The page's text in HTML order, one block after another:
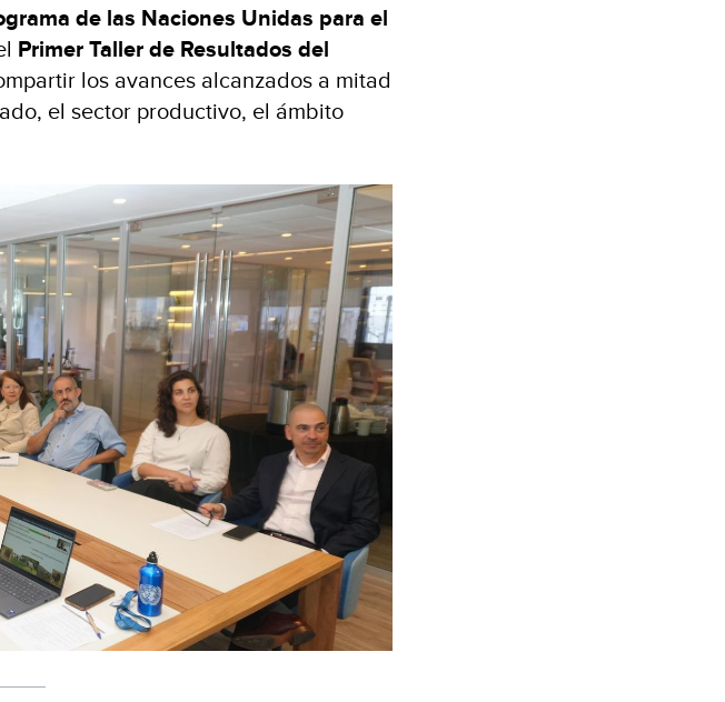
de las Naciones Unidas para el
Primer Taller de Resultados del
los avances alcanzados a mitad
el sector productivo, el ámbito